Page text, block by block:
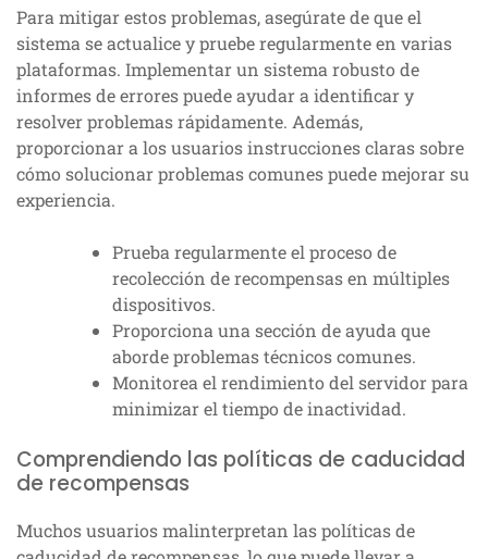
Para mitigar estos problemas, asegúrate de que el
sistema se actualice y pruebe regularmente en varias
plataformas. Implementar un sistema robusto de
informes de errores puede ayudar a identificar y
resolver problemas rápidamente. Además,
proporcionar a los usuarios instrucciones claras sobre
cómo solucionar problemas comunes puede mejorar su
experiencia.
Prueba regularmente el proceso de
recolección de recompensas en múltiples
dispositivos.
Proporciona una sección de ayuda que
aborde problemas técnicos comunes.
Monitorea el rendimiento del servidor para
minimizar el tiempo de inactividad.
Comprendiendo las políticas de caducidad
de recompensas
Muchos usuarios malinterpretan las políticas de